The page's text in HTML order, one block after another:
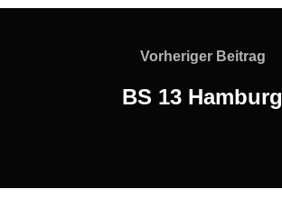
Vorheriger Beitrag
BS 13 Hamburg